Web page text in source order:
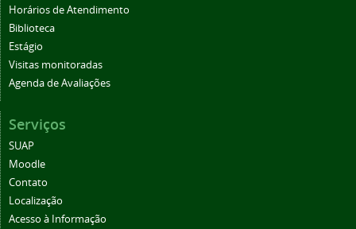
Horários de Atendimento
Biblioteca
Estágio
Visitas monitoradas
Agenda de Avaliações
Serviços
SUAP
Moodle
Contato
Localização
Acesso à Informação